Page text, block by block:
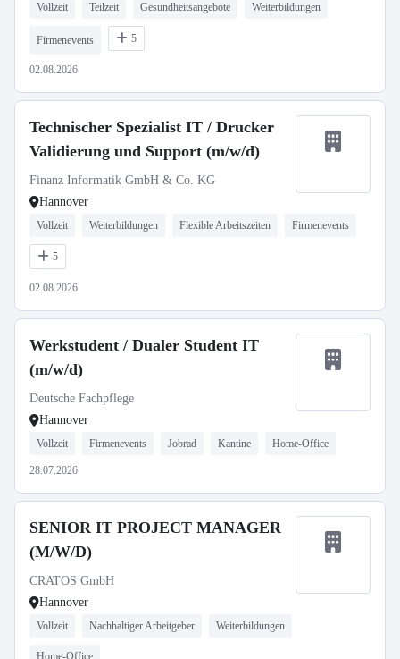
Vollzeit Teilzeit Gesundheitsangebote Weiterbildungen
Firmenevents 5
02.08.2026
Technischer Spezialist IT / Drucker
Validierung und Support (m/w/d)
Finanz Informatik GmbH & Co. KG
Hannover
Vollzeit Weiterbildungen Flexible Arbeitszeiten Firmenevents
5
02.08.2026
Werkstudent / Dualer Student IT
(m/w/d)
Deutsche Fachpflege
Hannover
Vollzeit Firmenevents Jobrad Kantine Home-Office
28.07.2026
SENIOR IT PROJECT MANAGER
(M/W/D)
CRATOS GmbH
Hannover
Vollzeit Nachhaltiger Arbeitgeber Weiterbildungen
Home-Office